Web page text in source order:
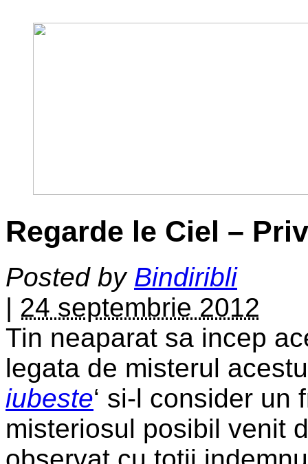
Regarde le Ciel –
Posted by Bindiribli
| 24 septembrie 2012
Tin neaparat sa incep
legata de misterul
iubeste‘ si-l consider
misteriosul posibil venit